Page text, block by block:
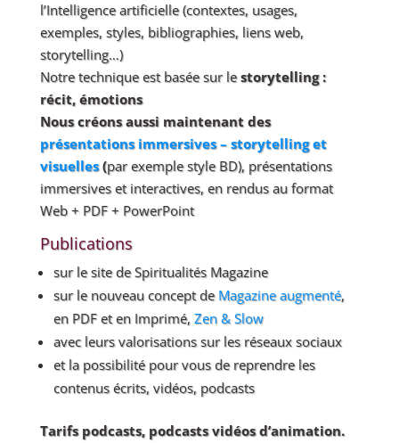
l’Intelligence artificielle (contextes, usages,
exemples, styles, bibliographies, liens web,
storytelling…)
Notre technique est basée sur lestorytelling :
récit, émotions
Nous créons aussi maintenant des
présentations immersives – storytelling et
visuelles(par exemple style BD), présentations
immersives et interactives, en rendus au format
Web + PDF + PowerPoint
Publications
sur le site de Spiritualités Magazine
sur le nouveau concept de Magazine augmenté,
en PDF et en Imprimé, Zen & Slow
avec leurs valorisations sur les réseaux sociaux
et la possibilité pour vous de reprendre les
contenus écrits, vidéos, podcasts
Tarifs podcasts, podcasts vidéos d’animation.